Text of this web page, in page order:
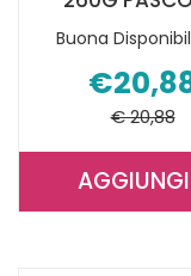
Buona
€ 20,88
AGGIUNGI